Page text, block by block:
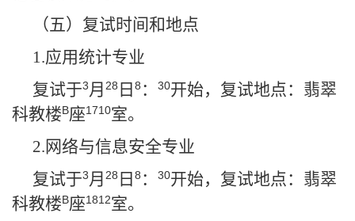
（五）复试时间和地点
1.应用统计专业
复试于3月 28 日 8 ： 30开始，复试地点：翡翠
科教楼B座1710室。
2.网络与信息安全专业
复试于3月 28 日 8 ： 30开始，复试地点：翡翠
科教楼B座1812室。